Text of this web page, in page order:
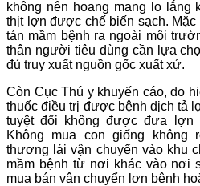
không nên hoang mang lo lắng
thịt lợn được chế biến sạch.
tán mầm bệnh ra ngoài môi
thân người tiêu dùng cần lựa
đủ truy xuất nguồn gốc xuất xứ.
Còn Cục Thú y khuyến cáo, do
thuốc điều trị được bệnh dịch tả
tuyệt đối không được đưa lợn
Không mua con giống không
thương lái vận chuyển vào khu
mầm bệnh từ nơi khác vào nơi
mua bán vận chuyển lợn bệnh